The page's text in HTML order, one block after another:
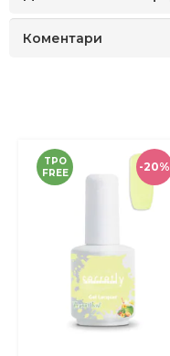
Коментари
-20%
TPO
FREE